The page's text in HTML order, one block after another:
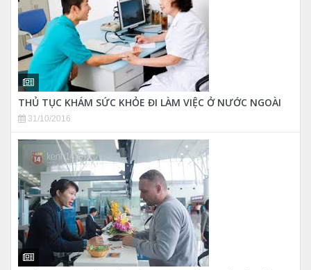
THỦ TỤC KHÁM SỨC KHỎE ĐI LÀM VIỆC Ở NƯỚC NGOÀI
31/10/2016